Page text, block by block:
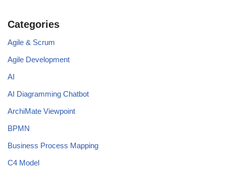
Categories
Agile & Scrum
Agile Development
AI
AI Diagramming Chatbot
ArchiMate Viewpoint
BPMN
Business Process Mapping
C4 Model